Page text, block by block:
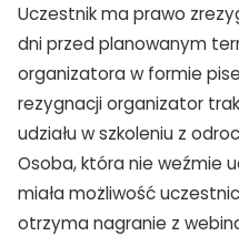
TAK, JESTEM
Nie jestem
Uczestnik ma prawo
dni przed planowanym
organizatora w formie
rezygnacji organizator
udziału w szkoleniu z
Osoba, która nie weźmie
miała możliwość
otrzyma nagranie z